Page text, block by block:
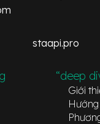
staapi.pro
“deep
Giới